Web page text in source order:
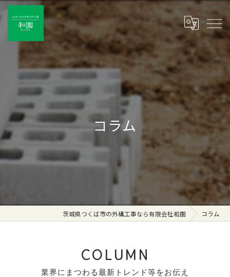
コラム
茨城県つくば市の外構工事なら有限会社和園 コラム
COLUMN
業界にまつわる最新トレンド等をお伝え